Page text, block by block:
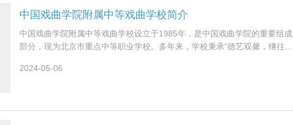
中国戏曲学院附属中等戏曲学校简介
中国戏曲学院附属中等戏曲学校设立于1985年，是中国戏曲学院的重要组成
部分，现为北京市重点中等职业学校。多年来，学校秉承“德艺双馨，继往开
2024-05-06